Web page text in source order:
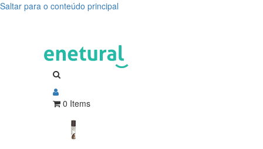
Saltar para o conteúdo principal
0 Items